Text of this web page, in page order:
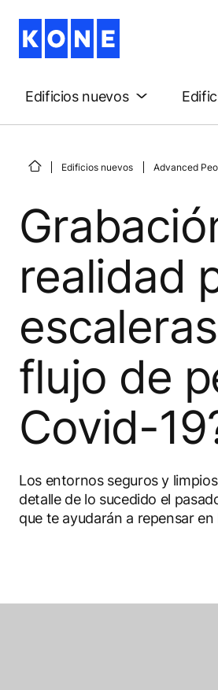
Edificios nuevos
Edificios nuevos Advanced
realidad
flujo de
Covid-
Los entornos seguros y
detalle de lo sucedido el
que te ayudarán a repensar